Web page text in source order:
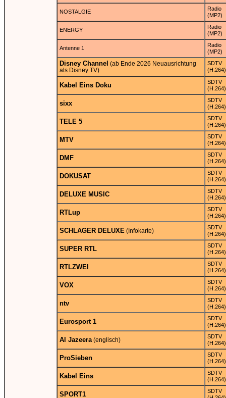
NOSTALGIE
Radio
(MP2)
ENERGY
Radio
(MP2)
Antenne 1
Radio
(MP2)
Disney Channel (ab Ende 2026 Neuausrichtung
als Disney TV)
SDTV
(H.264)
Kabel Eins Doku
SDTV
(H.264)
sixx
SDTV
(H.264)
TELE 5
SDTV
(H.264)
MTV
SDTV
(H.264)
DMF
SDTV
(H.264)
DOKUSAT
SDTV
(H.264)
DELUXE MUSIC
SDTV
(H.264)
RTLup
SDTV
(H.264)
SCHLAGER DELUXE (Infokarte)
SDTV
(H.264)
SUPER RTL
SDTV
(H.264)
RTLZWEI
SDTV
(H.264)
VOX
SDTV
(H.264)
ntv
SDTV
(H.264)
Eurosport 1
SDTV
(H.264)
Al Jazeera(englisch)
SDTV
(H.264)
ProSieben
SDTV
(H.264)
Kabel Eins
SDTV
(H.264)
SPORT1
SDTV